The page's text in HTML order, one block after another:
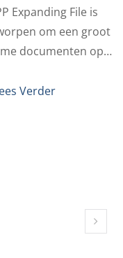
Expanding File is
om een groot
documenten op
Verder